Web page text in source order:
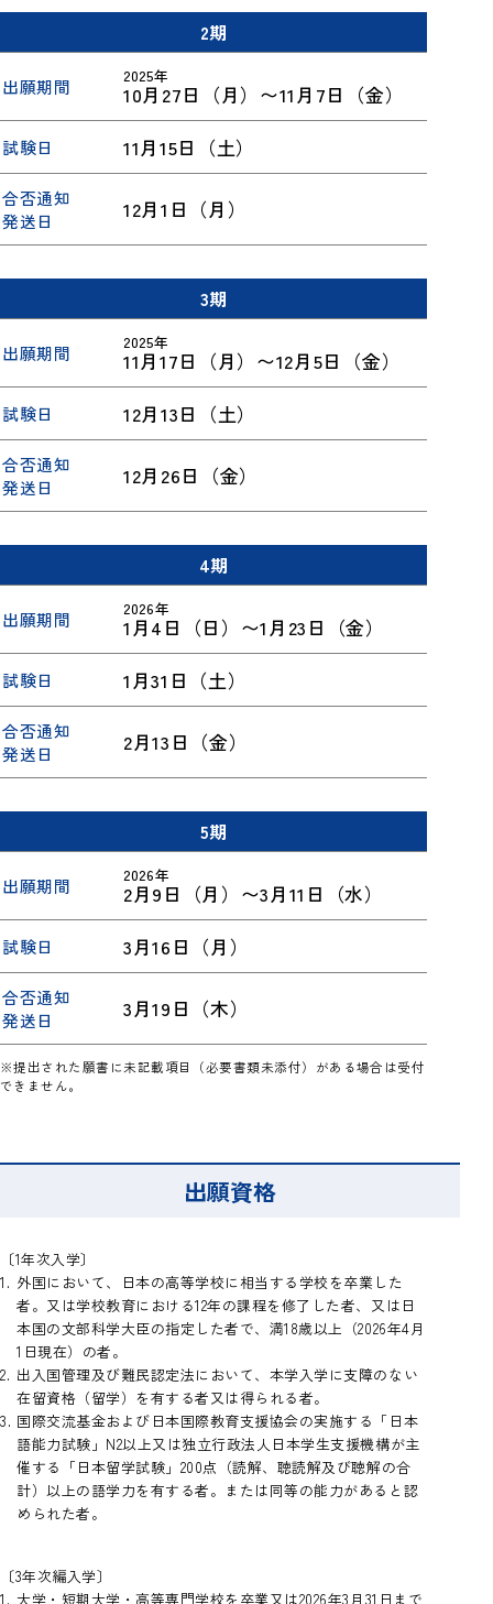
2期
出願期間 2025年
10月27日（月）〜11月7日（金）
試験日 11月15日（土）
合否通知
発送日
12月1日（月）
3期
出願期間 2025年
11月17日（月）〜12月5日（金）
試験日 12月13日（土）
合否通知
発送日
12月26日（金）
4期
出願期間 2026年
1月4日（日）〜1月23日（金）
試験日 1月31日（土）
合否通知
発送日
2月13日（金）
5期
出願期間 2026年
2月9日（月）〜3月11日（水）
試験日 3月16日（月）
合否通知
発送日
3月19日（木）
※提出された願書に未記載項目（必要書類未添付）がある場合は受付
できません。
出願資格
〔1年次入学〕
外国において、日本の高等学校に相当する学校を卒業した
者。又は学校教育における12年の課程を修了した者、又は日
本国の文部科学大臣の指定した者で、満18歳以上（2026年4月
1日現在）の者。
出入国管理及び難民認定法において、本学入学に支障のない
在留資格（留学）を有する者又は得られる者。
国際交流基金および日本国際教育支援協会の実施する「日本
語能力試験」N2以上又は独立行政法人日本学生支援機構が主
催する「日本留学試験」200点（読解、聴読解及び聴解の合
計）以上の語学力を有する者。または同等の能力があると認
められた者。
〔3年次編入学〕
大学・短期大学・高等専門学校を卒業又は2026年3月31日まで